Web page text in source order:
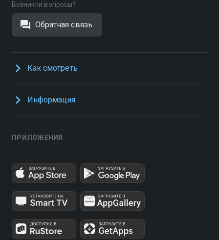
Возникли вопросы?
Обратная связь
Как смотреть
Информация
ПРИЛОЖЕНИЯ